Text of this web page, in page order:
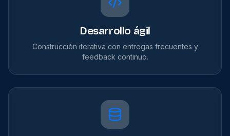
Desarrollo ágil
Construcción iterativa con entregas frecuentes y
feedback continuo.